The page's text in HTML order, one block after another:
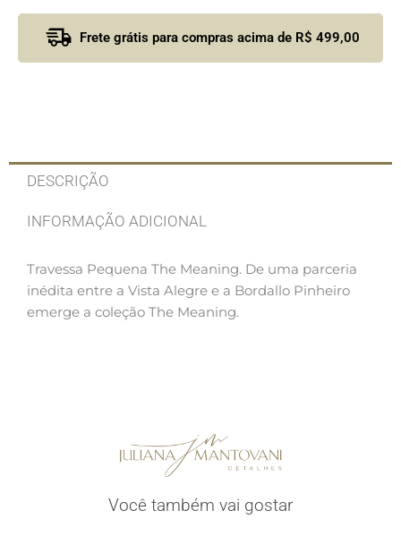
Frete grátis para compras acima de R$ 499,00
DESCRIÇÃO
INFORMAÇÃO ADICIONAL
Travessa Pequena The Meaning. De uma parceria
inédita entre a Vista Alegre e a Bordallo Pinheiro
emerge a coleção The Meaning.
Você também vai gostar